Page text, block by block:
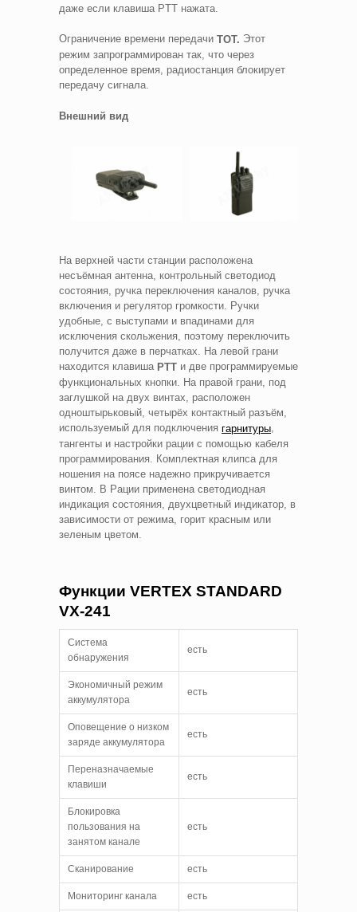
даже если клавиша PTT нажата.
Ограничение времени передачи TOT. Этот
режим запрограммирован так, что через
определенное время, радиостанция блокирует
передачу сигнала.
Внешний вид
На верхней части станции расположена
несъёмная антенна, контрольный светодиод
состояния, ручка переключения каналов, ручка
включения и регулятор громкости. Ручки
удобные, с выступами и впадинами для
исключения скольжения, поэтому переключить
получится даже в перчатках. На левой грани
находится клавиша PTT и две программируемые
функциональных кнопки. На правой грани, под
заглушкой на двух винтах, расположен
одноштырьковый, четырёх контактный разъём,
используемый для подключения гарнитуры
тангенты и настройки рации с помощью кабеля
программирования. Комплектная клипса для
ношения на поясе надежно прикручивается
винтом. В Рации применена светодиодная
индикация состояния, двухцветный индикатор, в
зависимости от режима, горит красным или
зеленым цветом.
Функции VERTEX STANDARD
VX-241
Система
обнаружения
есть
Экономичный режим
аккумулятора
есть
Оповещение о низком
заряде аккумулятора
есть
Переназначаемые
клавиши
есть
Блокировка
пользования на
занятом канале
есть
Сканирование есть
Мониторинг канала есть